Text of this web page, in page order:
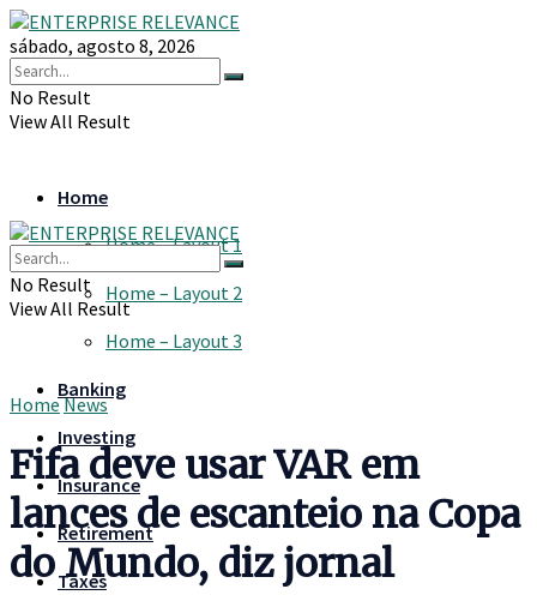
sábado, agosto 8, 2026
No Result
View All Result
Home
Home – Layout 1
Home – Layout 2
Home – Layout 3
Banking
Investing
Insurance
Retirement
Taxes
No Result
View All Result
HomeNews
Fifa deve usar VAR em
lances de escanteio na Copa
do Mundo, diz jornal